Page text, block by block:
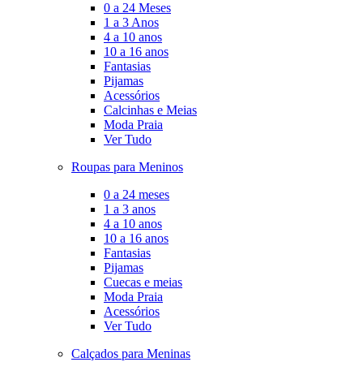
0 a 24 Meses
1 a 3 Anos
4 a 10 anos
10 a 16 anos
Fantasias
Pijamas
Acessórios
Calcinhas e Meias
Moda Praia
Ver Tudo
Roupas para Meninos
0 a 24 meses
1 a 3 anos
4 a 10 anos
10 a 16 anos
Fantasias
Pijamas
Cuecas e meias
Moda Praia
Acessórios
Ver Tudo
Calçados para Meninas